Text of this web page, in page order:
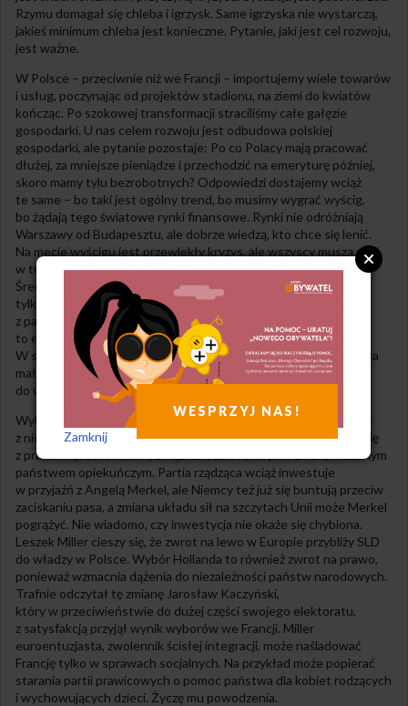
Rzymu domagał się chleba i igrzysk. Same igrzyska nie wystarczą,
jakieś minimum chleba jest konieczne. Pytanie, jaki jest cel rozwoju,
jest ważne.
W Polsce – przeciwnie niż we Francji – importujemy wiele towarów
i usług, poczynając od projektów stadionu, na ziemi do kwiatów
kończąc. Po szokowej transformacji straciliśmy całe gałęzie
gospodarki. U nas celem rozwoju jest odbudowa polskiej
gospodarki, ale pytanie pozostaje: Po co Polacy mają pracować
dłużej, za mniejsze pieniądze i przechodzić na emeryturę później,
skoro mamy tylu bezrobotnych? Odpowiedzi dostajemy wciąż
te same – bo taki jest ogólny trend, bo musimy wygrać wyścig,
bo żądają tego światowe rynki finansowe. Rynki nie odróżniają
Warszawy od Budapesztu, ale dobrze wiedzą, kto chce się lenić.
Na mecie wyścigu jest przewlekły kryzys, ale wszyscy muszą grać
w tę grę pod szantażem bankructwa, bo wszyscy są zadłużeni.
Średnie zadłużenie państw UE wynosi 60% i można je spłacić
tylko pozyskując środki od sąsiadów, ponieważ bilans wymiany
z państwami poza Unią jest zrównoważony. Przypomina
to eksperyment, o którym opowiadał mi tato, przyrodnik.
W szczelnym słoiku zamknął kokon jaj pająka. Wylęgła się chmara
małych pajączków, a po pewnym czasie na nitce przyczepionej
do wieczka zwisał jeden tłusty pająk.
Wybór socjalisty na prezydenta Francji został w Polsce przyjęty
z niechęcią i wywołał zamieszanie. Liberałom socjalizm kojarzy się
z prawami pracowników, związkami zawodowymi i znienawidzonym
państwem opiekuńczym. Partia rządząca wciąż inwestuje
w przyjaźń z Angelą Merkel, ale Niemcy też już się buntują przeciw
zaciskaniu pasa, a zmiana układu sił na szczytach Unii może Merkel
pogrążyć. Nie wiadomo, czy inwestycja nie okaże się chybiona.
Leszek Miller cieszy się, że zwrot na lewo w Europie przybliży SLD
do władzy w Polsce. Wybór Hollanda to również zwrot na prawo,
ponieważ wzmacnia dążenia do niezależności państw narodowych.
Trafnie odczytał tę zmianę Jarosław Kaczyński,
który w przeciwieństwie do dużej części swojego elektoratu,
z satysfakcją przyjął wynik wyborów we Francji. Miller
euroentuzjasta, zwolennik ścisłej integracji, może naśladować
Francję tylko w sprawach socjalnych. Na przykład może popierać
starania partii prawicowych o pomoc państwa dla kobiet rodzących
i wychowujących dzieci. Życzę mu powodzenia.
WESPRZYJ NAS!
Zamknij